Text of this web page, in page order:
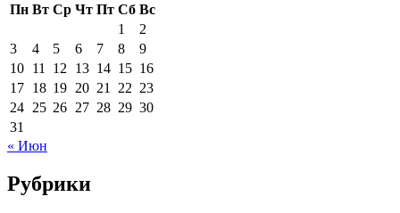
Пн Вт Ср Чт Пт Сб Вс
1
2
3
4 5 6 7 8
9
10 11 12 13 14 15 16
17 18 19 20 21 22 23
24 25 26 27 28 29 30
31
« Июн
Рубрики